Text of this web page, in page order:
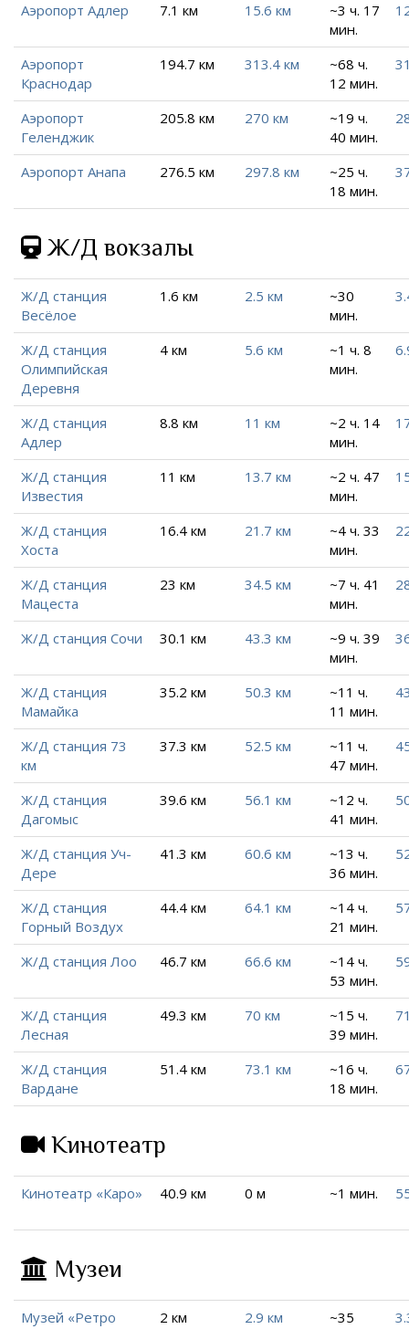
Аэропорт Адлер 7.1 км 15.6 км
~3 ч. 17
мин.
Аэропорт
Краснодар
194.7 км 313.4 км
~68 ч.
12 мин.
Аэропорт
Геленджик
205.8 км 270 км
~19 ч.
40 мин.
Аэропорт Анапа 276.5 км 297.8 км
~25 ч.
18 мин.
Ж/Д вокзалы
Ж/Д станция
Весёлое
1.6 км 2.5 км
~30
мин.
Ж/Д станция
Олимпийская
Деревня
4 км 5.6 км
~1 ч. 8
мин.
Ж/Д станция
Адлер
8.8 км 11 км
~2 ч. 14
мин.
Ж/Д станция
Известия
11 км 13.7 км
~2 ч. 47
мин.
Ж/Д станция
Хоста
16.4 км 21.7 км
~4 ч. 33
мин.
Ж/Д станция
Мацеста
23 км 34.5 км
~7 ч. 41
мин.
Ж/Д станция Сочи 30.1 км 43.3 км
~9 ч. 39
мин.
Ж/Д станция
Мамайка
35.2 км 50.3 км
~11 ч.
11 мин.
Ж/Д станция 73
км
37.3 км 52.5 км
~11 ч.
47 мин.
Ж/Д станция
Дагомыс
39.6 км 56.1 км
~12 ч.
41 мин.
Ж/Д станция Уч-
Дере
41.3 км 60.6 км
~13 ч.
36 мин.
Ж/Д станция
Горный Воздух
44.4 км 64.1 км
~14 ч.
21 мин.
Ж/Д станция Лоо 46.7 км 66.6 км
~14 ч.
53 мин.
Ж/Д станция
Лесная
49.3 км 70 км
~15 ч.
39 мин.
Ж/Д станция
Вардане
51.4 км 73.1 км
~16 ч.
18 мин.
Кинотеатр
Кинотеатр «Каро» 40.9 км 0 м ~1 мин.
Музеи
Музей «Ретро
2 км 2.9 км
~35